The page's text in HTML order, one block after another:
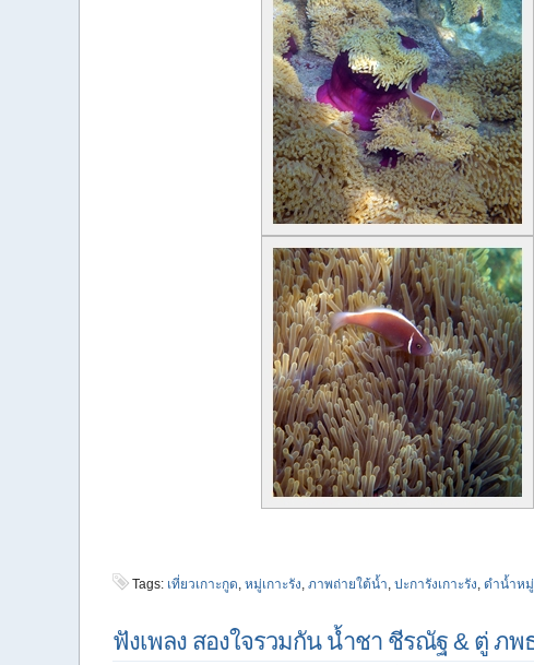
Tags: เที่ยวเกาะกูด, หมู่เกาะรัง, ภาพถ่ายใต้น้ำ, ปะการังเกาะรัง, ดำน้ำหมู่
ฟังเพลง สองใจรวมกัน น้ำชา ชีรณัฐ & ตู่ ภพ